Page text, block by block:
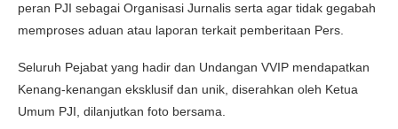
peran PJI sebagai Organisasi Jurnalis serta agar tidak gegabah
memproses aduan atau laporan terkait pemberitaan Pers.
Seluruh Pejabat yang hadir dan Undangan VVIP mendapatkan
Kenang-kenangan eksklusif dan unik, diserahkan oleh Ketua
Umum PJI, dilanjutkan foto bersama.